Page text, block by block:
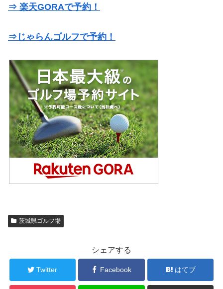
⇒ 楽天GORAで予約！
⇒じゃらんゴルフで予約！
茨城県ゴルフ場
シェアする
Twitter Facebook はてブ